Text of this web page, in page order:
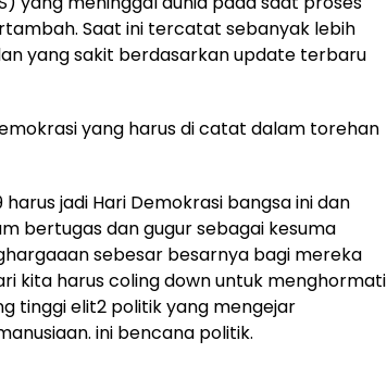
Saat ini tercatat sebanyak lebih
yang sakit berdasarkan update terbaru
yang harus di catat dalam torehan
jadi Hari Demokrasi bangsa ini dan
bertugas dan gugur sebagai kesuma
sebesar besarnya bagi mereka
kita harus coling down untuk menghormati
tinggi elit2 politik yang mengejar
ini bencana politik.